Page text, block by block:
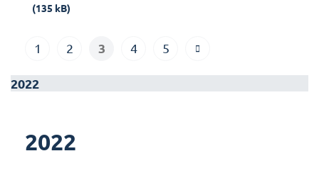
(135 kB)
1 2 3 4 5
2022
2022